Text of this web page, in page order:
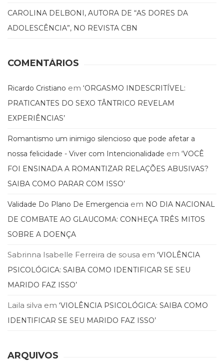
CAROLINA DELBONI, AUTORA DE “AS DORES DA
ADOLESCÊNCIA”, NO REVISTA CBN
COMENTÁRIOS
Ricardo Cristiano em ‘ORGASMO INDESCRITÍVEL:
PRATICANTES DO SEXO TÂNTRICO REVELAM
EXPERIÊNCIAS’
Romantismo um inimigo silencioso que pode afetar a
nossa felicidade - Viver com Intencionalidade em ‘VOCÊ
FOI ENSINADA A ROMANTIZAR RELAÇÕES ABUSIVAS?
SAIBA COMO PARAR COM ISSO’
Validade Do Plano De Emergencia em NO DIA NACIONAL
DE COMBATE AO GLAUCOMA: CONHEÇA TRÊS MITOS
SOBRE A DOENÇA
Sabrinna Isabelle Ferreira de sousa em ‘VIOLÊNCIA
PSICOLÓGICA: SAIBA COMO IDENTIFICAR SE SEU
MARIDO FAZ ISSO’
Laila silva em ‘VIOLÊNCIA PSICOLÓGICA: SAIBA COMO
IDENTIFICAR SE SEU MARIDO FAZ ISSO’
ARQUIVOS